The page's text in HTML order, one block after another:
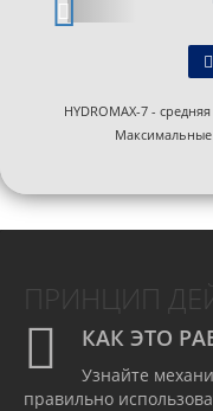
HYDROMAX-7 -
Максимальные
ПРИНЦИП
КАК ЭТО
Узнайте
правильно